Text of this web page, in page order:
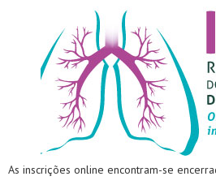
As inscrições online encontram-se